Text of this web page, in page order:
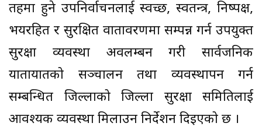
तहमा हुने उपनिर्वाचनलाई स्वच्छ, स्वतन्त्र, निष्पक्ष,
भयरहित र सुरक्षित वातावरणमा सम्पन्न गर्न उपयुक्त
सुरक्षा व्यवस्था अवलम्बन गरी सार्वजनिक
यातायातको सञ्चालन तथा व्यवस्थापन गर्न
सम्बन्धित जिल्लाको जिल्ला सुरक्षा समितिलाई
आवश्यक व्यवस्था मिलाउन निर्देशन दिइएको छ ।